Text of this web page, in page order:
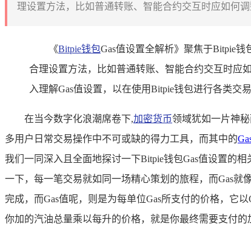
理设置方法，比如普通转账、智能合约交互时应如何
《Bitpie钱包Gas值设置全解析》聚焦于Bitpie
合理设置方法，比如普通转账、智能合约交互时应
入理解Gas值设置，以在使用Bitpie钱包进行各类交
在当今数字化浪潮席卷下,加密货币领域犹如一片神
多用户日常交易操作中不可或缺的得力工具，而其中的
我们一同深入且全面地探讨一下Bitpie钱包Gas值设置的
一下，每一笔交易就如同一场精心策划的旅程，而Gas就
完成，而Gas值呢，则是为每单位Gas所支付的价格，它
你加的汽油总量乘以每升的价格，就是你最终需要支付的